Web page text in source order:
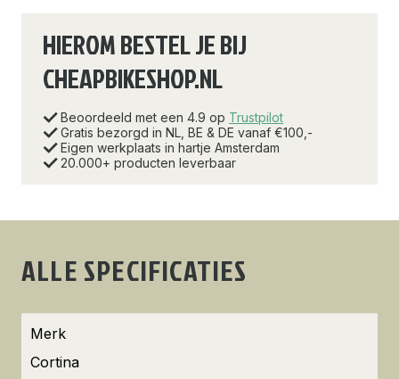
HIEROM BESTEL JE BIJ
CHEAPBIKESHOP.NL
Beoordeeld met een 4.9 op Trustpilot
Gratis bezorgd in NL, BE & DE vanaf €100,-
Eigen werkplaats in hartje Amsterdam
20.000+ producten leverbaar
ALLE SPECIFICATIES
Merk
Cortina